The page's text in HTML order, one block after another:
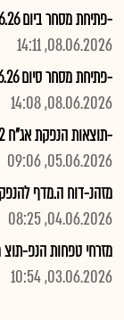
-פתיחת מסחר ביום 9.6.26 - מז טפ הנ אגח 72
08.06.2026, 14:11
-פתיחת מסחר סיום 9.6.26- מז טפ הנפמסחרי6
08.06.2026, 14:08
-תוצאות הנפקת אג"ח 72 ו-73 ונע"מ 6 עפ"י דוח הצעת מדף מ-3.6.26
05.06.2026, 09:06
מזהנ-דוח ה.מדף להנפקת אג"ח 72 ו-73
04.06.2026, 08:25
מזרחי טפחות הנפ-תוצ
03.06.2026, 10:54